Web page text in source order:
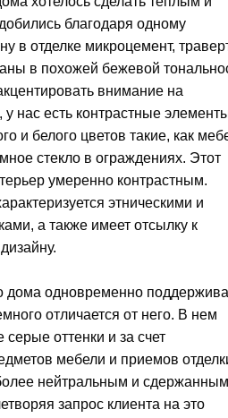
благодаря одному
в отделке микроцемент,
в похожей бежевой
внимание на
у нас есть контрастные
и белого цветов такие, как
стекло в ограждениях. Этот
умеренно контрастным.
этническими и
а также имеет отсылку к
дома одновременно
отличается от него. В нем
оттенки и за счет
мебели и приемов
нейтральным и
запрос клиента на это